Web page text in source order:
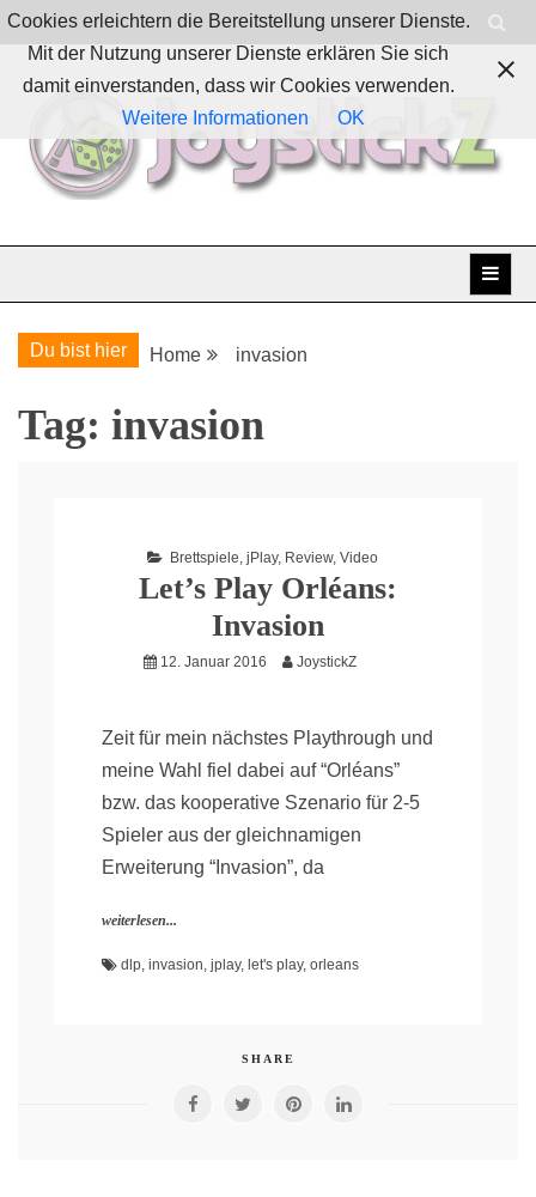
Skip
to
content
JoystickZ
Du bist hier Home invasion
Tag: invasion
Brettspiele, jPlay, Review, Video
Let’s Play Orléans:
Invasion
12. Januar 2016 JoystickZ
Zeit für mein nächstes Playthrough und
meine Wahl fiel dabei auf “Orléans”
bzw. das kooperative Szenario für 2-5
Spieler aus der gleichnamigen
Erweiterung “Invasion”, da
weiterlesen...
dlp, invasion, jplay, let's play, orleans
SHARE
Cookies erleichtern die Bereitstellung unserer Dienste.
Mit der Nutzung unserer Dienste erklären Sie sich
damit einverstanden, dass wir Cookies verwenden.
Weitere Informationen
OK